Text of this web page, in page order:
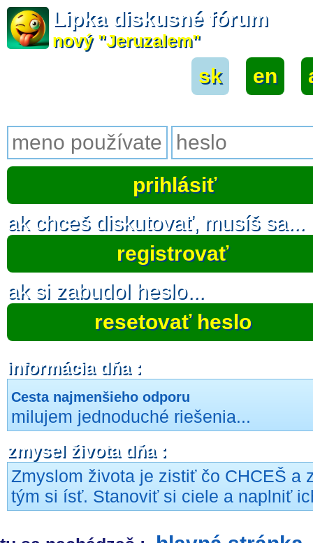
Lipka diskusné fórum
nový "Jeruzalem"
sk en
ak chceš diskutovať, musíš sa...
registrovať
ak si zabudol heslo...
resetovať heslo
informácia dňa :
Cesta najmenšieho odporu
milujem jednoduché riešenia...
zmysel života dňa :
Zmyslom života je zistiť čo CHCEŠ a
tým si ísť. Stanoviť si ciele a naplniť